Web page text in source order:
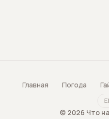
Главная Погода
© 2026 Что